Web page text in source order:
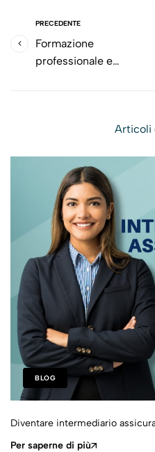
PRECEDENTE
Formazione
professionale e
Articoli
BLOG
Diventare intermediario
Per saperne di più